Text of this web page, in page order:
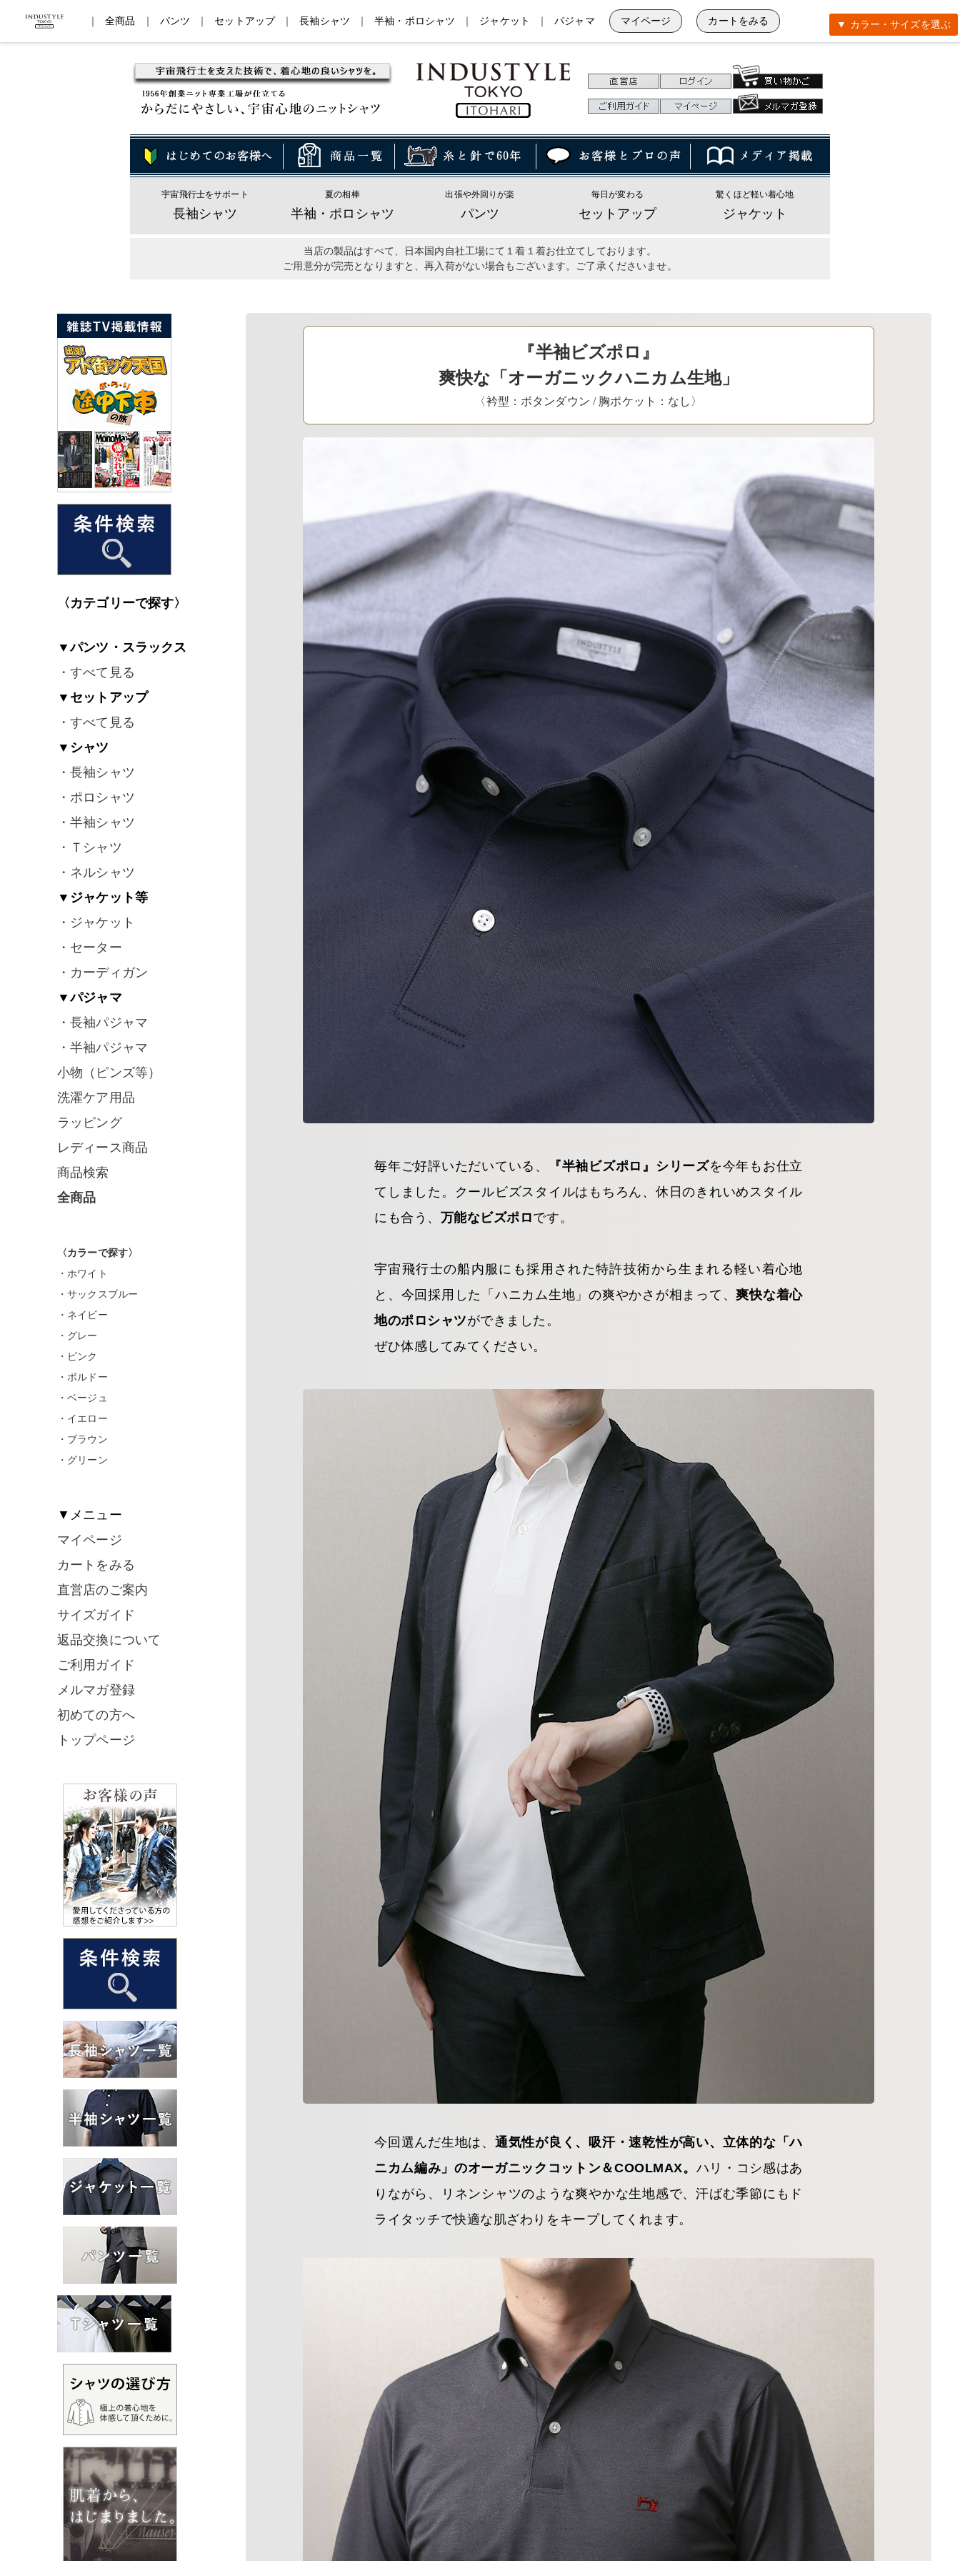
宇宙飛行士をサポート
長袖シャツ
夏の相棒
半袖・ポロシャツ
出張や外回りが楽
パンツ
毎日が変わる
セットアップ
驚くほど軽い着心地
ジャケット
当店の製品はすべて、日本国内自社工場にて１着１着お仕立てしております。
ご用意分が完売となりますと、再入荷がない場合もございます。ご了承くださいませ。
｜ 全商品 ｜ パンツ ｜ セットアップ ｜ 長袖シャツ ｜ 半袖・ポロシャツ ｜ ジャケット ｜ パジャマ マイページ カートをみる ▼ カラー・サイズを選ぶ
〈カテゴリーで探す〉
▼パンツ・スラックス
・すべて見る
▼セットアップ
・すべて見る
▼シャツ
・長袖シャツ
・ポロシャツ
・半袖シャツ
・Ｔシャツ
・ネルシャツ
▼ジャケット等
・ジャケット
・セーター
・カーディガン
▼パジャマ
・長袖パジャマ
・半袖パジャマ
小物（ピンズ等）
洗濯ケア用品
ラッピング
レディース商品
商品検索
全商品
〈カラーで探す〉
・ホワイト
・サックスブルー
・ネイビー
・グレー
・ピンク
・ボルドー
・ベージュ
・イエロー
・ブラウン
・グリーン
▼メニュー
マイページ
カートをみる
直営店のご案内
サイズガイド
返品交換について
ご利用ガイド
メルマガ登録
初めての方へ
トップページ
『半袖ビズポロ』
爽快な「オーガニックハニカム生地」
〈衿型：ボタンダウン / 胸ポケット：なし〉
毎年ご好評いただいている、 『半袖ビズポロ』シリーズを今年もお仕立
てしました。クールビズスタイルはもちろん、休日のきれいめスタイル
にも合う、 万能なビズポロです。
宇宙飛行士の船内服にも採用された特許技術から生まれる軽い着心地
と、今回採用した「ハニカム生地」の爽やかさが相まって、爽快な着心
地のポロシャツができました。
ぜひ体感してみてください。
今回選んだ生地は、 通気性が良く、吸汗・速乾性が高い、立体的な「ハ
ニカム編み」のオーガニックコットン＆COOLMAX。 ハリ・コシ感はあ
りながら、リネンシャツのような爽やかな生地感で、汗ばむ季節にもド
ライタッチで快適な肌ざわりをキープしてくれます。